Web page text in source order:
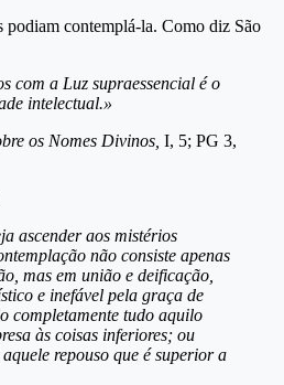
podiam contemplá-la. Como diz São
com a Luz supraessencial é o
intelectual.»
os Nomes Divinos, I, 5; PG 3,
ascender aos mistérios
não consiste apenas
mas em união e deificação,
e inefável pela graça de
completamente tudo aquilo
às coisas inferiores; ou
repouso que é superior a